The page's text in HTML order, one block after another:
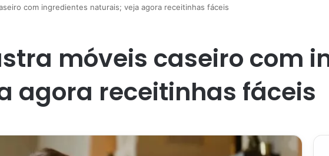
com ingredientes naturais; veja agora receitinhas fáceis
móveis caseiro com
agora receitinhas fáceis